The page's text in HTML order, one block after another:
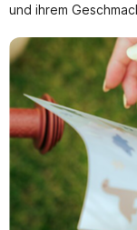
und ihrem